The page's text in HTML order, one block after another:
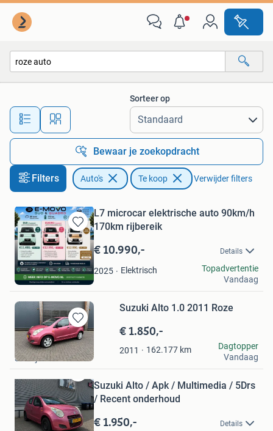
Alle afstanden…
Sorteer op
Bewaar je zoekopdracht
Filters Auto's Te koop Verwijder filters
Bewaren
in
Mijn
Favorieten
L7 microcar elektrische auto 90km/h
170km rijbereik
€ 10.990,- Details
2025 Elektrisch
E-MOVO
Oudewater
Topadvertentie
Vandaag
Bewaren
in
Mijn
Favorieten
Suzuki Alto 1.0 2011 Roze
€ 1.850,-
2011 162.177 km
Maarten Hendriks
Schaijk
Dagtopper
Vandaag
Bewaren
in
Mijn
Favorieten
Suzuki Alto / Apk / Multimedia / 5Drs
/ Recent onderhoud
€ 1.950,- Details